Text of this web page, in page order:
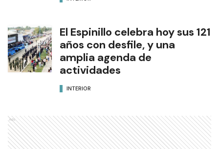
El Espinillo celebra hoy sus 121
años con desfile, y una
amplia agenda de
actividades
INTERIOR
Ads